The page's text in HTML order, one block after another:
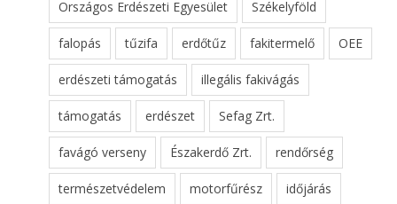
Országos Erdészeti Egyesület Székelyföld
falopás tűzifa erdőtűz fakitermelő OEE
erdészeti támogatás illegális fakivágás
támogatás erdészet Sefag Zrt.
favágó verseny Északerdő Zrt. rendőrség
természetvédelem motorfűrész időjárás